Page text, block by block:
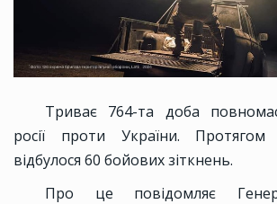
Триває 764-та доба
росії проти України.
відбулося 60 бойових зіткнень.
Про це повідомляє